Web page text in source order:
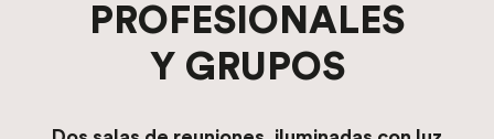
PROFESIONALES
Y GRUPOS